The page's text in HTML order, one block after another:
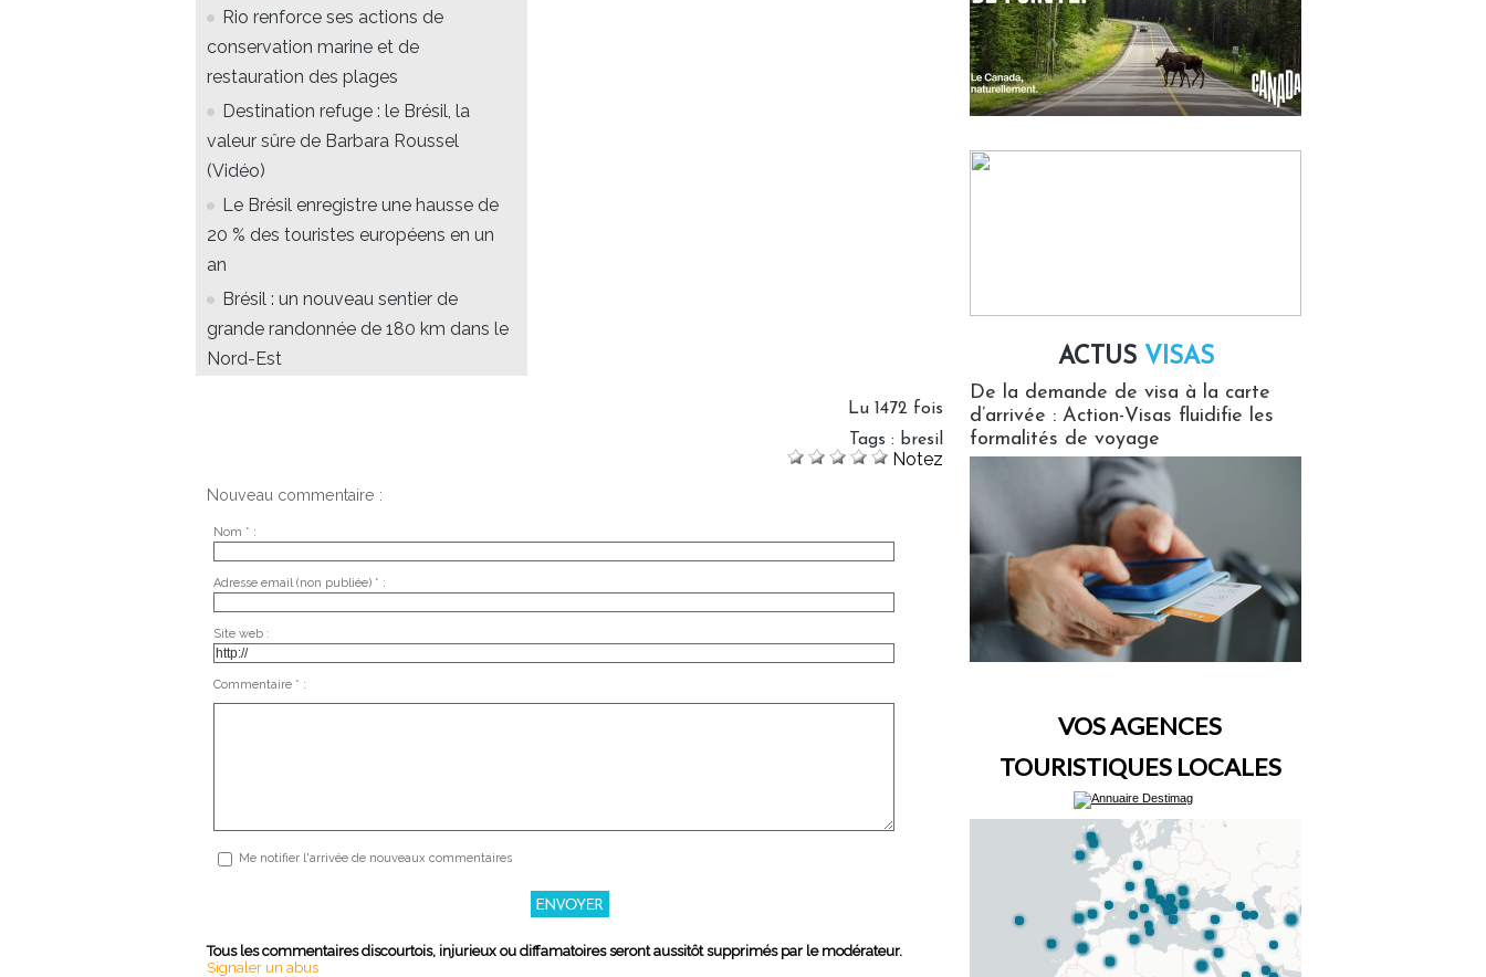
Rio renforce ses actions de
conservation marine et de
restauration des plages
Destination refuge : le Brésil, la
valeur sûre de Barbara Roussel
(Vidéo)
Le Brésil enregistre une hausse de
20 % des touristes européens en un
an
Brésil : un nouveau sentier de
grande randonnée de 180 km dans le
Nord-Est
Lu 1472 fois
Tags : bresil
Notez
Nouveau commentaire :
Nom * :
Adresse email (non publiée) * :
Site web :
Commentaire * :
Me notifier l'arrivée de nouveaux commentaires
Tous les commentaires discourtois, injurieux ou diffamatoires seront aussitôt supprimés par le modérateur.
Signaler un abus
ACTUS VISAS
De la demande de visa à la carte
d’arrivée : Action-Visas fluidifie les
formalités de voyage
VOS AGENCES
TOURISTIQUES LOCALES